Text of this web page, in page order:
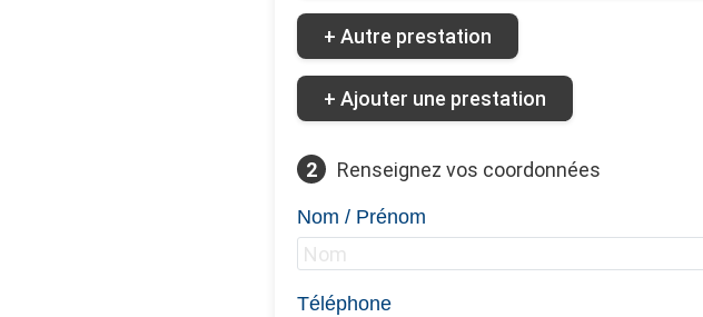
+ Autre prestation
+ Ajouter une prestation
2 Renseignez vos coordonnées
Nom / Prénom
Téléphone